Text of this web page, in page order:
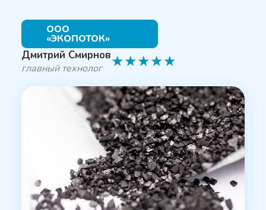
ООО
«ЭКОПОТОК»
Дмитрий Смирнов
главный технолог ★★★★★